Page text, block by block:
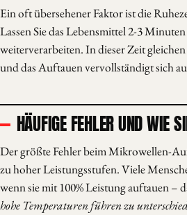
Ein oft übersehener Faktor ist die
Lassen Sie das Lebensmittel 2-3 Minuten
weiterverarbeiten. In dieser Zeit
und das Auftauen vervollständigt sich
HÄUFIGE FEHLER UND WIE
Der größte Fehler beim Mikrowellen-
zu hoher Leistungsstufen. Viele
wenn sie mit 100% Leistung auftauen –
hohe Temperaturen führen zu